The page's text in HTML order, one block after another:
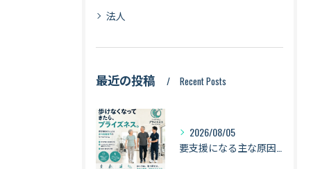
法人
最近の投稿 Recent Posts
2026/08/05